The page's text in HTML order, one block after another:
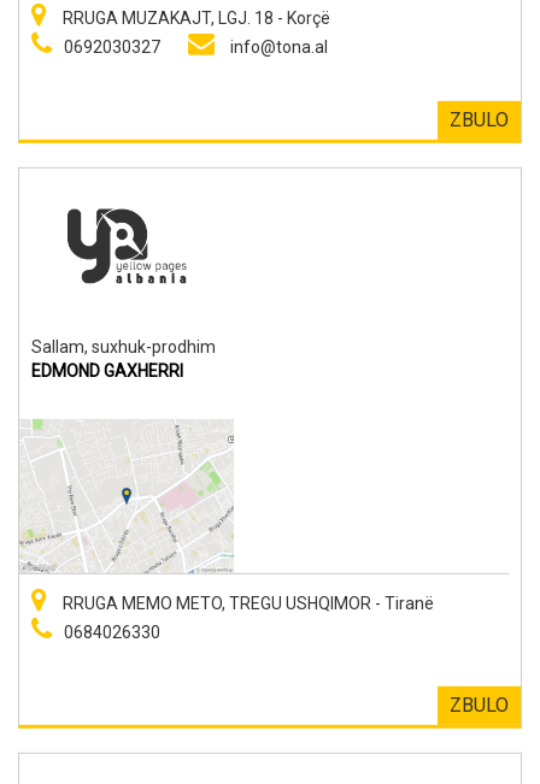
RRUGA MUZAKAJT, LGJ. 18 - Korçë
0692030327
info@tona.al
ZBULO
Sallam, suxhuk-prodhim
EDMOND GAXHERRI
RRUGA MEMO METO, TREGU USHQIMOR - Tiranë
0684026330
ZBULO